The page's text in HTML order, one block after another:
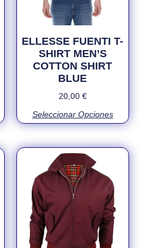
ELLESSE FUENTI T-
SHIRT MEN’S
COTTON SHIRT
BLUE
20,00 €
Seleccionar Opciones